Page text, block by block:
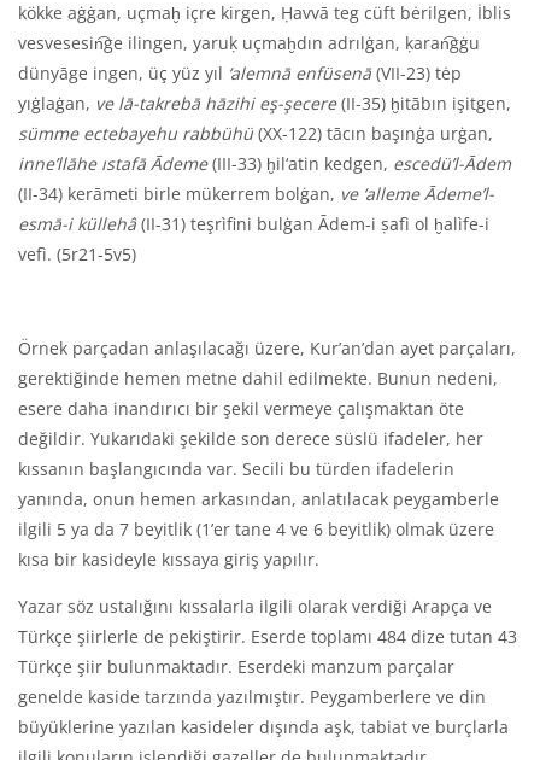
kökke aġġan, uçmaḫ içre kirgen, Ḥavvā teg cüft bėrilgen, İblis
vesvesesin͡ge ilingen, yaruḳ uçmaḫdın adrılġan, ḳaran͡gġu
dünyāge ingen, üç yüz yıl ‘alemnā enfüsenā (VII-23) tėp
yıġlaġan, ve lā-takrebā hāzihi eş-şecere(II-35) ḫitābın işitgen,
sümme ectebayehu rabbühü (XX-122) tācın başınġa urġan,
inne’llāhe ıstafā Ādeme(III-33) ḫil‘atin kedgen, escedü’l-Ādem
(II-34) kerāmeti birle mükerrem bolġan, ve ‘alleme Ādeme’l-
esmā-i küllehâ(II-31) teşrìfini bulġan Ādem-i ṣafì ol ḫalìfe-i
vefì. (5r21-5v5)
Örnek parçadan anlaşılacağı üzere, Kur’an’dan ayet parçaları,
gerektiğinde hemen metne dahil edilmekte. Bunun nedeni,
esere daha inandırıcı bir şekil vermeye çalışmaktan öte
değildir. Yukarıdaki şekilde son derece süslü ifadeler, her
kıssanın başlangıcında var. Secili bu türden ifadelerin
yanında, onun hemen arkasından, anlatılacak peygamberle
ilgili 5 ya da 7 beyitlik (1’er tane 4 ve 6 beyitlik) olmak üzere
kısa bir kasideyle kıssaya giriş yapılır.
Yazar söz ustalığını kıssalarla ilgili olarak verdiği Arapça ve
Türkçe şiirlerle de pekiştirir. Eserde toplamı 484 dize tutan 43
Türkçe şiir bulunmaktadır. Eserdeki manzum parçalar
genelde kaside tarzında yazılmıştır. Peygamberlere ve din
büyüklerine yazılan kasideler dışında aşk, tabiat ve burçlarla